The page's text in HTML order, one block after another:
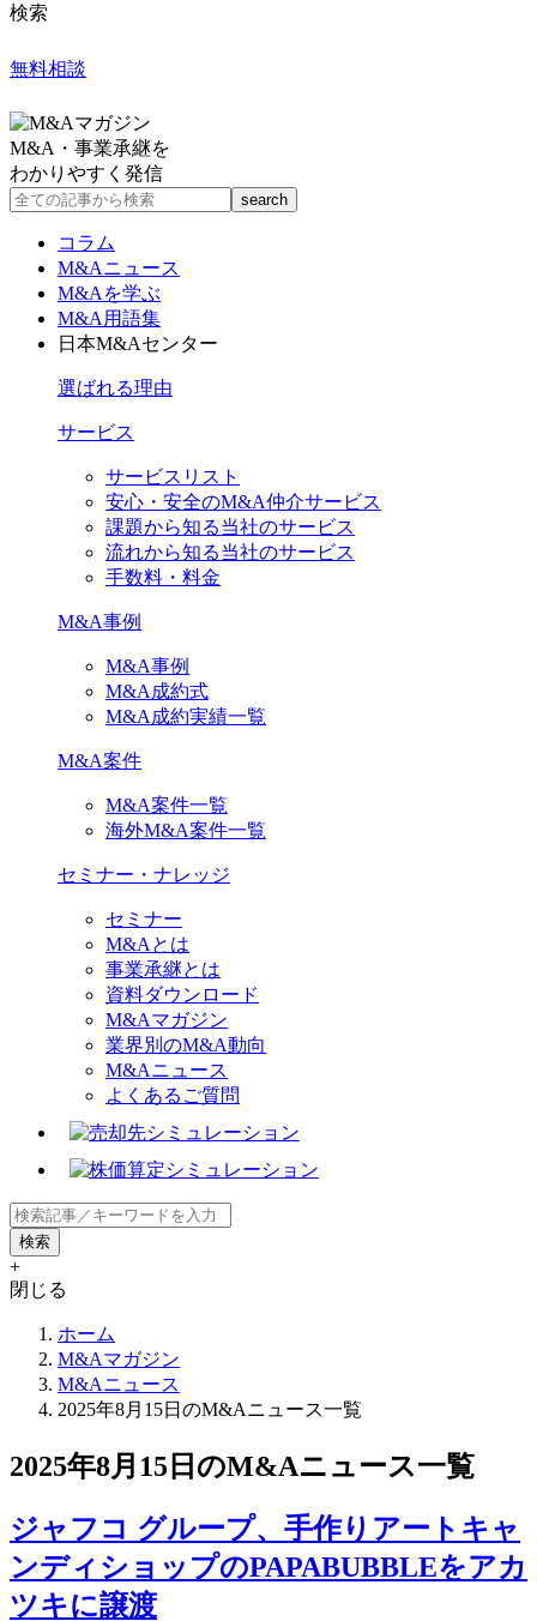
検索
無料相談
M&A・事業承継を
わかりやすく発信
コラム
M&Aニュース
M&Aを学ぶ
M&A用語集
日本M&Aセンター
選ばれる理由
サービス
サービスリスト
安心・安全のM&A仲介サービス
課題から知る当社のサービス
流れから知る当社のサービス
手数料・料金
M&A事例
M&A事例
M&A成約式
M&A成約実績一覧
M&A案件
M&A案件一覧
海外M&A案件一覧
セミナー・ナレッジ
セミナー
M&Aとは
事業承継とは
資料ダウンロード
M&Aマガジン
業界別のM&A動向
M&Aニュース
よくあるご質問
+
閉じる
ホーム
M&Aマガジン
M&Aニュース
2025年8月15日のM&Aニュース一覧
2025年8月15日のM&Aニュース一覧
ジャフコ グループ、手作りアートキャ
ンディショップのPAPABUBBLEをアカ
ツキに譲渡